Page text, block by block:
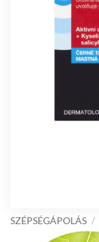
SZÉPSÉGÁPOLÁS /